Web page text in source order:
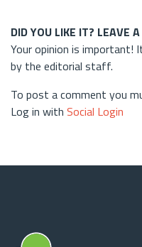
DID YOU LIKE IT? LEAVE
Your opinion is important!
by the editorial staff.
To post a comment you
Log in with Social Login